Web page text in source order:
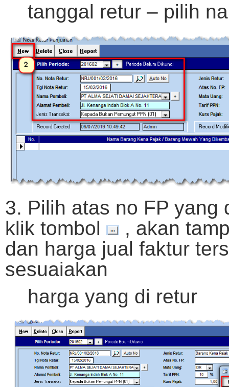
tanggal retur – pilih
3. Pilih atas no FP yang
klik tombol
, akan
dan harga jual faktur
sesuaiakan
harga yang di retur